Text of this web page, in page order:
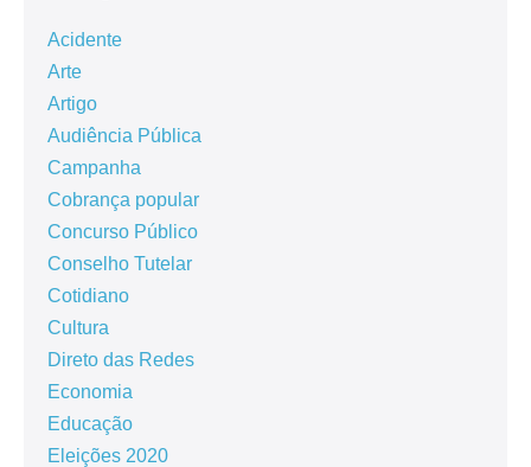
Acidente
Arte
Artigo
Audiência Pública
Campanha
Cobrança popular
Concurso Público
Conselho Tutelar
Cotidiano
Cultura
Direto das Redes
Economia
Educação
Eleições 2020